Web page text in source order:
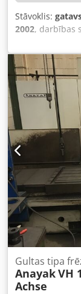
Stāvoklis:
2002, darbības
,
ass
pārvietošanās
Heidenhain,
mm Y ass
Staciju skaits:
mm IEKĀRTAS
Heidenhain
Vadības
ieslēgšanas
41 859 h
Gultas tipa
AnayakVH
Achse